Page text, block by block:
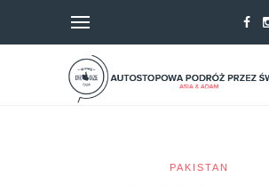
PAKISTAN